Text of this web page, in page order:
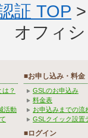
証 TOP
オフィ
？
活動
■お申し込み・料金
GSLのお申込み
料金表
お申込みまでの流
GSLクイック設置
■ログイン